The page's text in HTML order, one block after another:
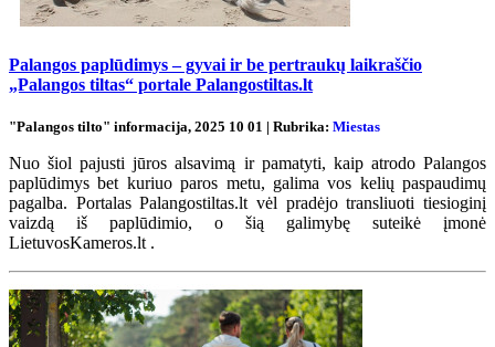
Palangos paplūdimys – gyvai ir be pertraukų laikraščio
„Palangos tiltas“ portale Palangostiltas.lt
"Palangos tilto" informacija, 2025 10 01 | Rubrika: Miestas
Nuo šiol pajusti jūros alsavimą ir pamatyti, kaip atrodo Palangos
paplūdimys bet kuriuo paros metu, galima vos kelių paspaudimų
pagalba. Portalas Palangostiltas.lt vėl pradėjo transliuoti tiesioginį
vaizdą iš paplūdimio, o šią galimybę suteikė įmonė
LietuvosKameros.lt .